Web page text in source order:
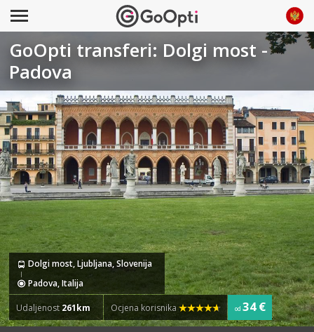
GoOpti transferi: Dolgi most -
Padova
Dolgi most, Ljubljana, Slovenija
Padova, Italija
Udaljenost 261km Ocjena korisnika od 34 €